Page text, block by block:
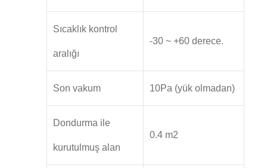
Sıcaklık kontrol
aralığı
-30 ~ +60 derece.
Son vakum 10Pa (yük olmadan)
Dondurma ile
kurutulmuş alan
0.4 m2